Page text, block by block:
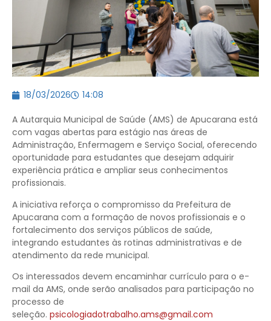
18/03/2026 14:08
A Autarquia Municipal de Saúde (AMS) de Apucarana está
com vagas abertas para estágio nas áreas de
Administração, Enfermagem e Serviço Social, oferecendo
oportunidade para estudantes que desejam adquirir
experiência prática e ampliar seus conhecimentos
profissionais.
A iniciativa reforça o compromisso da Prefeitura de
Apucarana com a formação de novos profissionais e o
fortalecimento dos serviços públicos de saúde,
integrando estudantes às rotinas administrativas e de
atendimento da rede municipal.
Os interessados devem encaminhar currículo para o e-
mail da AMS, onde serão analisados para participação no
processo de
seleção. psicologiadotrabalho.ams@gmail.com